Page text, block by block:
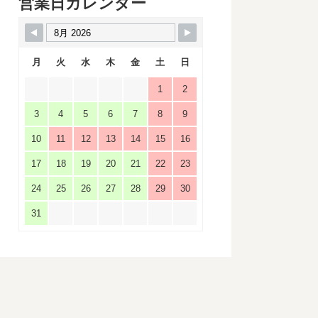
月 火 水 木 金 土 日
1 2
3 4 5 6 7 8 9
10 11 12 13 14 15 16
17 18 19 20 21 22 23
24 25 26 27 28 29 30
31